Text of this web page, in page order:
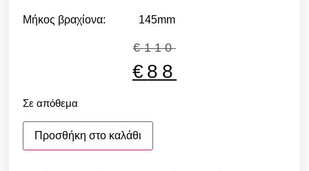
Μήκος βραχίονα: 145mm
€110
€ 88
Σε απόθεμα
Προσθήκη στο καλάθι